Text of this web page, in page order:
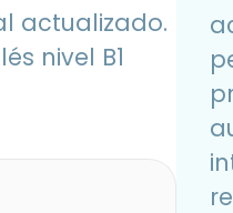
actualizado.
nivel B1